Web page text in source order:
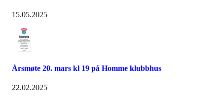
15.05.2025
Årsmøte 20. mars kl 19 på Homme klubbhus
22.02.2025